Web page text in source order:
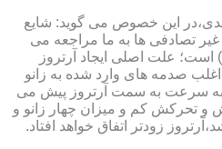
این خصوص می گوید: شایع
تصادفی ها به ما مراجعه می
است؛ علت اصلی ایجاد آرتروز
صدمه های وارد شده به زانو
به سرعت به سمت آرتروز پیش می
و تحرکش کم و میزان چهار زانو و
زودتر اتفاق خواهد افتاد.